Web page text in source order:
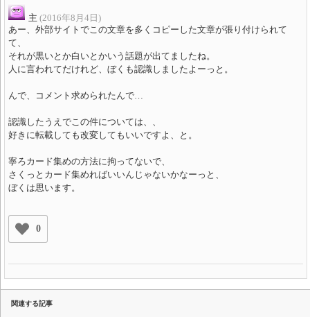
主 (2016年8月4日)
あー、外部サイトでこの文章を多くコピーした文章が張り付けられて
て、
それが黒いとか白いとかいう話題が出てましたね。
人に言われてだけれど、ぼくも認識しましたよーっと。
んで、コメント求められたんで…
認識したうえでこの件については、、
好きに転載しても改変してもいいですよ、と。
寧ろカード集めの方法に拘ってないで、
さくっとカード集めればいいんじゃないかなーっと、
ぼくは思います。
0
関連する記事